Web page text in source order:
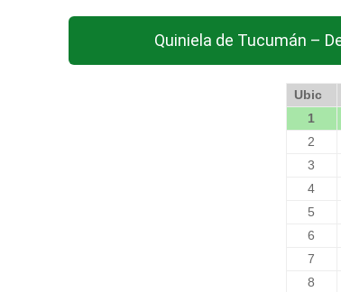
Quiniela de Tucumán –
Ubic
1
2
3
4
5
6
7
8